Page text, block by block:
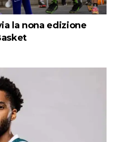
la nona edizione